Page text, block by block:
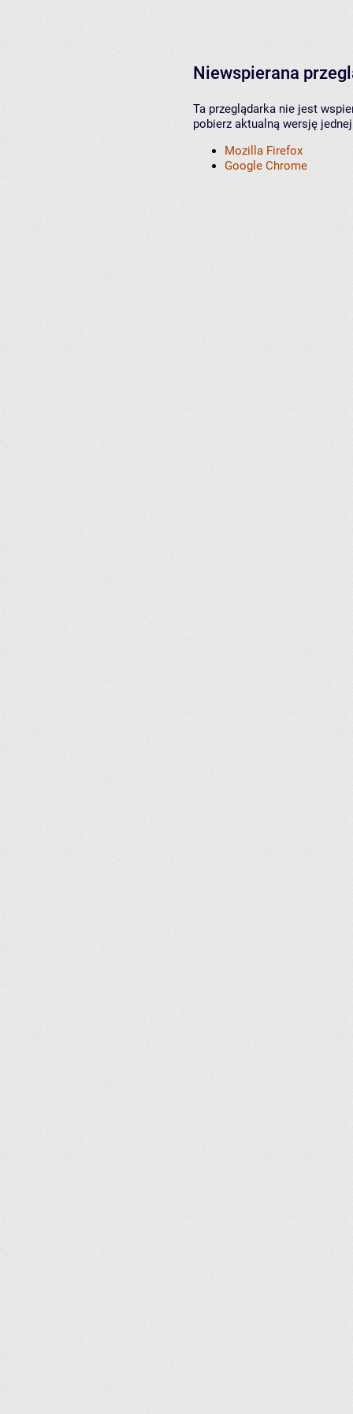
Niewspierana
Ta przeglądarka nie jest
pobierz aktualną wersję
Mozilla Firefox
Google Chrome